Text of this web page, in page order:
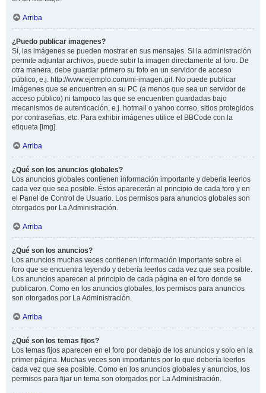
Arriba
¿Puedo publicar imagenes?
Sí, las imágenes se pueden mostrar en sus mensajes. Si la administración
permite adjuntar archivos, puede subir la imagen directamente al foro. De
otra manera, debe guardar primero su foto en un servidor de acceso
público, e.j. http://www.ejemplo.com/mi-imagen.gif. No puede publicar
imágenes que se encuentren en su PC (a menos que sea un servidor de
acceso público) ni tampoco las que se encuentren guardadas bajo
mecanismos de autenticación, e.j. hotmail o yahoo correo, sitios protegidos
por contraseñas, etc. Para exhibir imágenes utilice el BBCode con la
etiqueta [img].
Arriba
¿Qué son los anuncios globales?
Los anuncios globales contienen información importante y debería leerlos
cada vez que sea posible. Éstos aparecerán al principio de cada foro y en
el Panel de Control de Usuario. Los permisos para anuncios globales son
otorgados por La Administración.
Arriba
¿Qué son los anuncios?
Los anuncios muchas veces contienen información importante sobre el
foro que se encuentra leyendo y debería leerlos cada vez que sea posible.
Los anuncios aparecen al principio de cada página en el foro donde se
publicaron. Como en los anuncios globales, los permisos para anuncios
son otorgados por La Administración.
Arriba
¿Qué son los temas fijos?
Los temas fijos aparecen en el foro por debajo de los anuncios y solo en la
primer página. Muchas veces son importantes por lo que debería leerlos
cada vez que sea posible. Como en los anuncios globales y anuncios, los
permisos para fijar un tema son otorgados por La Administración.